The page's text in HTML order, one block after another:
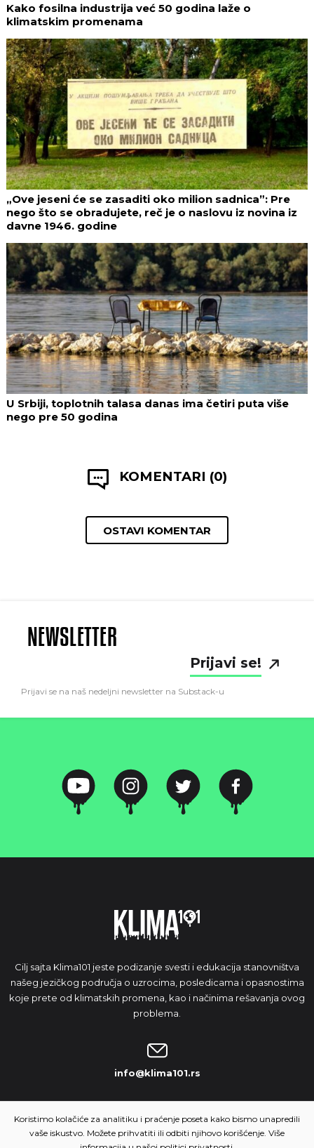
Kako fosilna industrija već 50 godina laže o
klimatskim promenama
„Ove jeseni će se zasaditi oko milion sadnica”: Pre
nego što se obradujete, reč je o naslovu iz novina iz
davne 1946. godine
U Srbiji, toplotnih talasa danas ima četiri puta više
nego pre 50 godina
KOMENTARI (0)
OSTAVI KOMENTAR
NEWSLETTER
Prijavi se!
Prijavi se na naš nedeljni newsletter na Substack-u
Cilj sajta Klima101 jeste podizanje svesti i edukacija stanovništva
našeg jezičkog područja o uzrocima, posledicama i opasnostima
koje prete od klimatskih promena, kao i načinima rešavanja ovog
problema.
info@klima101.rs
NAŠA IDEJA
Koristimo kolačiće za analitiku i praćenje poseta kako bismo unapredili
vaše iskustvo. Možete prihvatiti ili odbiti njihovo korišćenje. Više